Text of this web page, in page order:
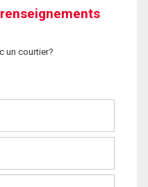
un courtier?